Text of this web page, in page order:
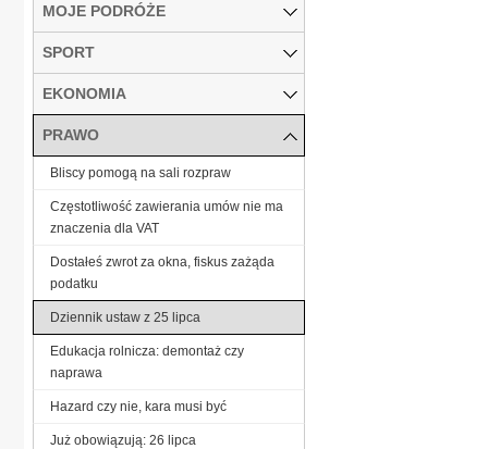
MOJE PODRÓŻE
SPORT
EKONOMIA
PRAWO
Bliscy pomogą na sali rozpraw
Częstotliwość zawierania umów nie ma
znaczenia dla VAT
Dostałeś zwrot za okna, fiskus zażąda
podatku
Dziennik ustaw z 25 lipca
Edukacja rolnicza: demontaż czy
naprawa
Hazard czy nie, kara musi być
Już obowiązują: 26 lipca